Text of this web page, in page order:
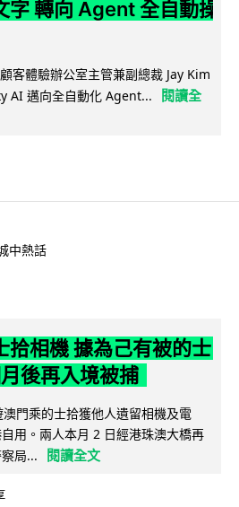
字 轉向 Agent 全自動操
客體驗辦公室主管兼副總裁 Jay Kim
AI 邁向全自動化 Agent...
閱讀全
中熱話
拾相機 據為己有被的士
後再入境被捕
門乘的士拾獲他人遺留相機及電
用。兩人本月 2 日經港珠澳大橋再
局...
閱讀全文